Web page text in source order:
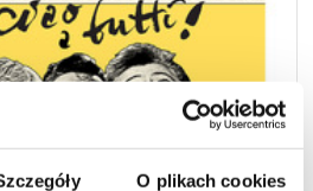
O plikach cookies